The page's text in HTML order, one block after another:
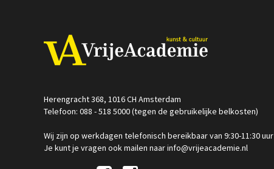
Herengracht 368, 1016 CH Amsterdam
Telefoon: 088 - 518 5000 (tegen de gebruikelijke belkosten)
Wij zijn op werkdagen telefonisch bereikbaar van 9:30-11:30 uur
Je kunt je vragen ook mailen naar info@vrijeacademie.nl